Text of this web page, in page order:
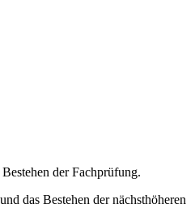
der Fachprüfung.
das Bestehen der nächsthöheren